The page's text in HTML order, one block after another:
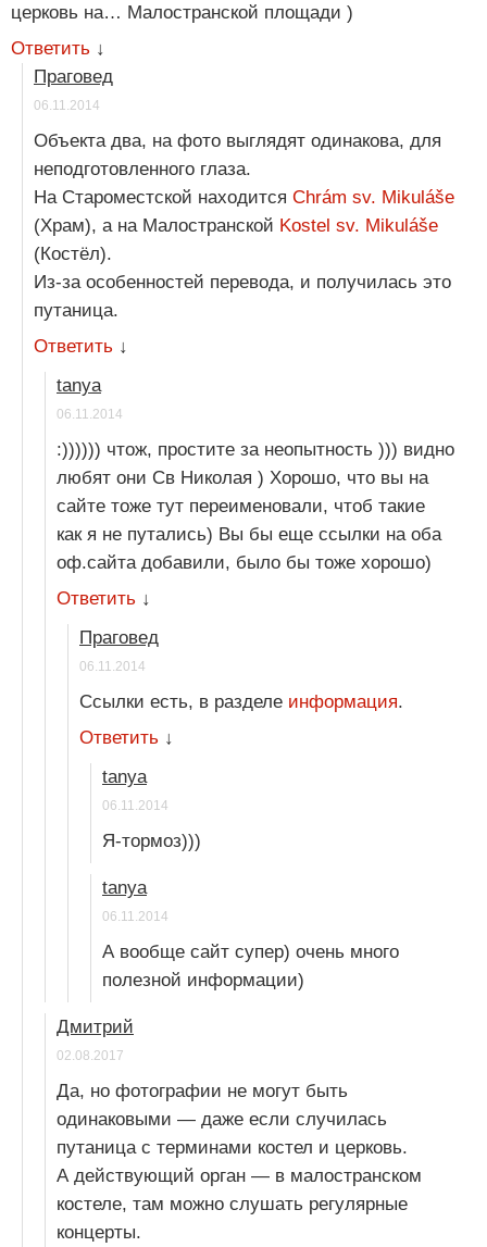
церковь на… Малостранской площади )
Ответить ↓
Праговед
06.11.2014
Объекта два, на фото выглядят одинакова, для
неподготовленного глаза.
На Староместской находится Chrám sv. Mikuláše
(Храм), а на Малостранской Kostel sv. Mikuláše
(Костёл).
Из-за особенностей перевода, и получилась это
путаница.
Ответить ↓
tanya
06.11.2014
:)))))) чтож, простите за неопытность ))) видно
любят они Св Николая ) Хорошо, что вы на
сайте тоже тут переименовали, чтоб такие
как я не путались) Вы бы еще ссылки на оба
оф.сайта добавили, было бы тоже хорошо)
Ответить ↓
Праговед
06.11.2014
Ссылки есть, в разделе информация.
Ответить ↓
tanya
06.11.2014
Я-тормоз)))
tanya
06.11.2014
А вообще сайт супер) очень много
полезной информации)
Дмитрий
02.08.2017
Да, но фотографии не могут быть
одинаковыми — даже если случилась
путаница с терминами костел и церковь.
А действующий орган — в малостранском
костеле, там можно слушать регулярные
концерты.